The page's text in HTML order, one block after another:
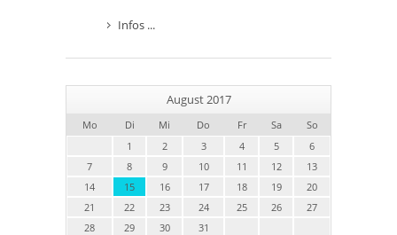
Infos ...
August 2017
Mo Di Mi Do Fr Sa
So
1
2 3 4 5
6
7
8 9 10 11 12
13
14
15 16 17 18 19
20
21
22 23 24 25 26
27
28
29 30 31